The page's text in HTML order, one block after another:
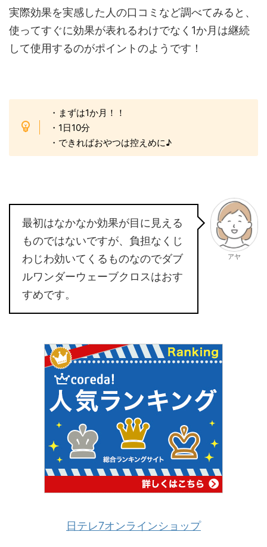
実際効果を実感した人の口コミなど調べてみると、
使ってすぐに効果が表れるわけでなく1か月は継続
して使用するのがポイントのようです！
・まずは1か月！！
・1日10分
・できればおやつは控えめに♪
最初はなかなか効果が目に見える
ものではないですが、負担なくじ
わじわ効いてくるものなのでダブ
ルワンダーウェーブクロスはおす
すめです。
アヤ
日テレ7オンラインショップ